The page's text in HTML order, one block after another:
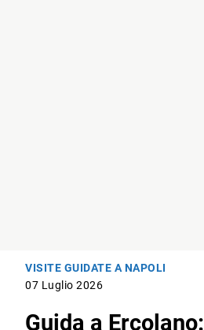
VISITE GUIDATE A NAPOLI
07 Luglio 2026
Guida a